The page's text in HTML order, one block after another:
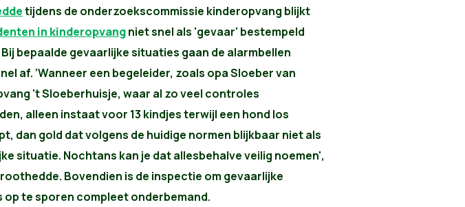
tijdens de onderzoekscommissie kinderopvang blijkt
in kinderopvangniet snel als 'gevaar' bestempeld
bepaalde gevaarlijke situaties gaan de alarmbellen
af. ‘Wanneer een begeleider, zoals opa Sloeber van
't Sloeberhuisje, waar al zo veel controles
alleen instaat voor 13 kindjes terwijl een hond los
dan gold dat volgens de huidige normen blijkbaar niet als
situatie. Nochtans kan je dat allesbehalve veilig noemen',
Bovendien is de inspectie om gevaarlijke
op te sporen compleet onderbemand.